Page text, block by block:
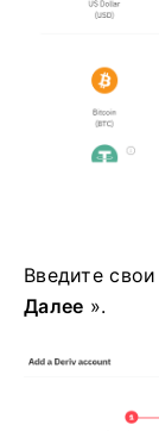
Введите свои
Далее ».